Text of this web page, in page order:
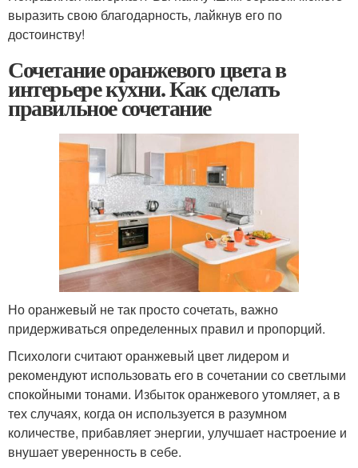
выразить свою благодарность, лайкнув его по
достоинству!
Сочетание оранжевого цвета в
интерьере кухни. Как сделать
правильное сочетание
Но оранжевый не так просто сочетать, важно
придерживаться определенных правил и пропорций.
Психологи считают оранжевый цвет лидером и
рекомендуют использовать его в сочетании со светлыми
спокойными тонами. Избыток оранжевого утомляет, а в
тех случаях, когда он используется в разумном
количестве, прибавляет энергии, улучшает настроение и
внушает уверенность в себе.